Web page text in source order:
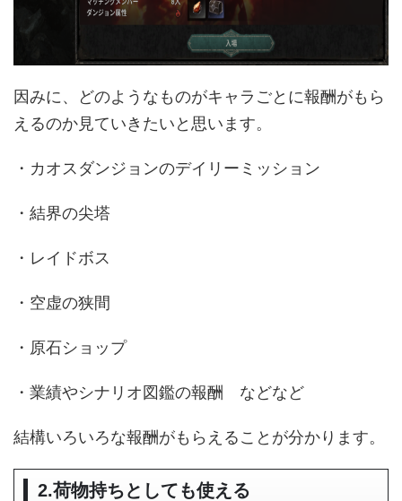
因みに、どのようなものがキャラごとに報酬がもら
えるのか見ていきたいと思います。
・カオスダンジョンのデイリーミッション
・結界の尖塔
・レイドボス
・空虚の狭間
・原石ショップ
・業績やシナリオ図鑑の報酬 などなど
結構いろいろな報酬がもらえることが分かります。
2.荷物持ちとしても使える